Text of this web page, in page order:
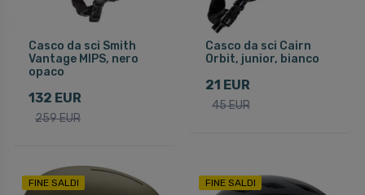
Casco da sci Smith
Vantage MIPS, nero
opaco
132 EUR
259 EUR
Casco da sci Cairn
Orbit, junior, bianco
21 EUR
45 EUR
FINE SALDI
FINE SALDI